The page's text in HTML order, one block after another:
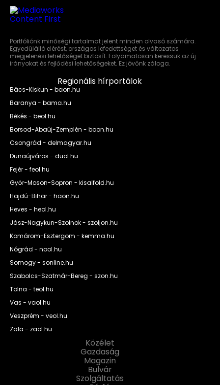
Portfóliónk minőségi tartalmat jelent minden olvasó számára.
Egyedülálló elérést, országos lefedettséget és változatos
megjelenési lehetőséget biztosít. Folyamatosan keressük az új
irányokat és fejlődési lehetőségeket. Ez jövőnk záloga.
Regionális hírportálok
Bács-Kiskun - baon.hu
Baranya - bama.hu
Békés - beol.hu
Borsod-Abaúj-Zemplén - boon.hu
Csongrád - delmagyar.hu
Dunaújváros - duol.hu
Fejér - feol.hu
Győr-Moson-Sopron - kisalfold.hu
Hajdú-Bihar - haon.hu
Heves - heol.hu
Jász-Nagykun-Szolnok - szoljon.hu
Komárom-Esztergom - kemma.hu
Nógrád - nool.hu
Somogy - sonline.hu
Szabolcs-Szatmár-Bereg - szon.hu
Tolna - teol.hu
Vas - vaol.hu
Veszprém - veol.hu
Zala - zaol.hu
Közélet
Gazdaság
Magazin
Bulvár
Szolgáltatás